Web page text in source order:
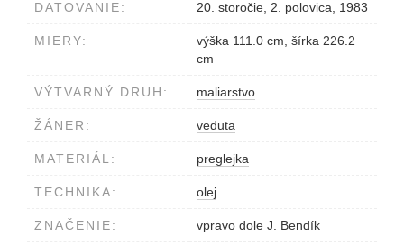
DATOVANIE: 20. storočie, 2. polovica, 1983
MIERY:
výška 111.0 cm, šírka 226.2
cm
VÝTVARNÝ DRUH: maliarstvo
ŽÁNER: veduta
MATERIÁL: preglejka
TECHNIKA: olej
ZNAČENIE: vpravo dole J. Bendík